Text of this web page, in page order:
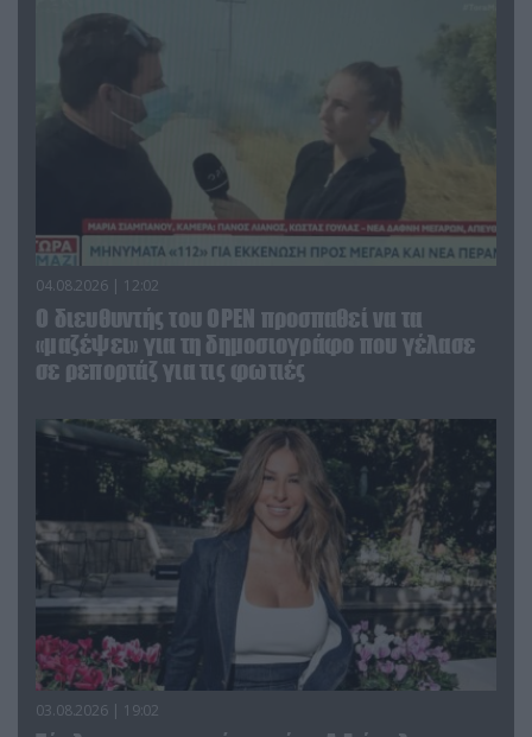
04.08.2026 | 12:02
O διευθυντής του OPEN προσπαθεί να τα
«μαζέψει» για τη δημοσιογράφο που γέλασε
σε ρεπορτάζ για τις φωτιές
03.08.2026 | 19:02